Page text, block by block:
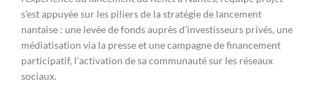
s’est appuyée sur les piliers de la stratégie de lancement
nantaise : une levée de fonds auprès d’investisseurs privés, une
médiatisation via la presse et une campagne de financement
participatif, l’activation de sa communauté sur les réseaux
sociaux.